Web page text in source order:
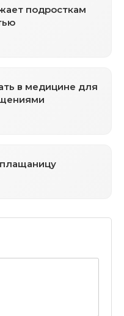
подросткам
в медицине для